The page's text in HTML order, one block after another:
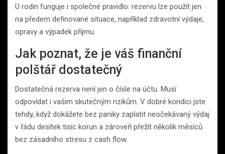
U rodin funguje i společné pravidlo: rezervu lze použít jen
na předem definované situace, například zdravotní výdaje,
opravy a výpadek příjmu.
Jak poznat, že je váš finanční
polštář dostatečný
Dostatečná rezerva není jen o čísle na účtu. Musí
odpovídat i vašim skutečným rizikům. V dobré kondici jste
tehdy, když dokážete bez paniky zaplatit neočekávaný výdaj
v řádu desítek tisíc korun a zároveň přežít několik měsíců
bez zásadního stresu z cash flow.